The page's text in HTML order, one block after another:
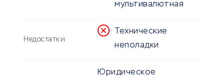
мультивалютная
Недостатки
Технические
неполадки
Юридическое